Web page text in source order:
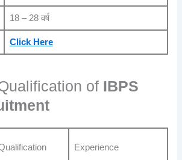
18 – 28 वर्ष
Click Here
of IBPS
Experience